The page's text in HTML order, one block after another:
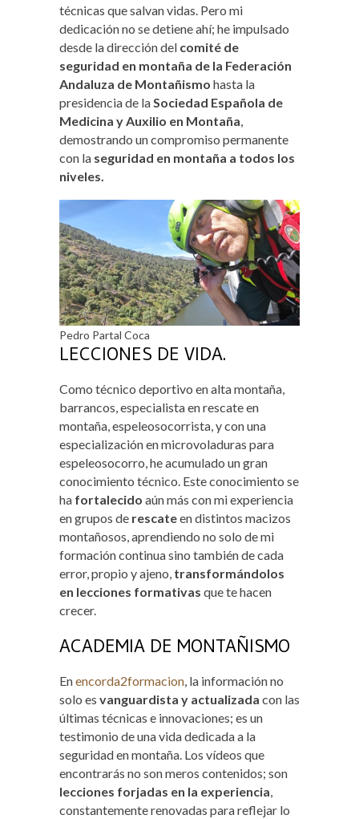
técnicas que salvan vidas. Pero mi
dedicación no se detiene ahí; he impulsado
desde la dirección del comité de
seguridad en montaña de la Federación
Andaluza de Montañismo hasta la
presidencia de la Sociedad Española de
Medicina y Auxilio en Montaña
demostrando un compromiso permanente
con la seguridad en montaña a todos los
niveles.
Pedro Partal Coca
LECCIONES DE VIDA.
Como técnico deportivo en alta montaña,
barrancos, especialista en rescate en
montaña, espeleosocorrista, y con una
especialización en microvoladuras para
espeleosocorro, he acumulado un gran
conocimiento técnico. Este conocimiento se
ha fortalecido aún más con mi experiencia
en grupos de rescateen distintos macizos
montañosos, aprendiendo no solo de mi
formación continua sino también de cada
error, propio y ajeno, transformándolos
en lecciones formativas que te hacen
crecer.
ACADEMIA DE MONTAÑISMO
Enencorda2formacion , la información no
solo es vanguardista y actualizada con las
últimas técnicas e innovaciones; es un
testimonio de una vida dedicada a la
seguridad en montaña. Los vídeos que
encontrarás no son meros contenidos; son
lecciones forjadas en la experiencia
constantemente renovadas para reflejar lo